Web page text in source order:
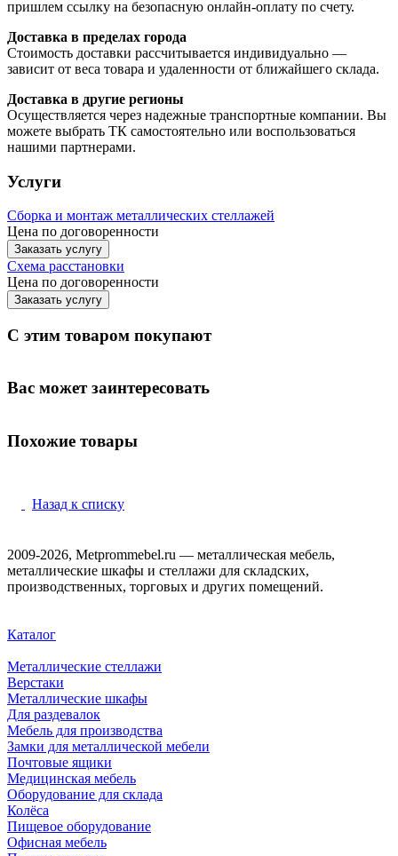
пришлем ссылку на безопасную онлайн-оплату по счету.
Доставка в пределах города
Стоимость доставки рассчитывается индивидуально —
зависит от веса товара и удаленности от ближайшего склада.
Доставка в другие регионы
Осуществляется через надежные транспортные компании. Вы
можете выбрать ТК самостоятельно или воспользоваться
нашими партнерами.
Услуги
Сборка и монтаж металлических стеллажей
Цена по договоренности
Заказать услугу
Схема расстановки
Цена по договоренности
Заказать услугу
С этим товаром покупают
Вас может заинтересовать
Похожие товары
Назад к списку
2009-2026, Metprommebel.ru — металлическая мебель,
металлические шкафы и стеллажи для складских,
производственных, торговых и других помещений.
Каталог
Металлические стеллажи
Верстаки
Металлические шкафы
Для раздевалок
Мебель для производства
Замки для металлической мебели
Почтовые ящики
Медицинская мебель
Оборудование для склада
Колёса
Пищевое оборудование
Офисная мебель